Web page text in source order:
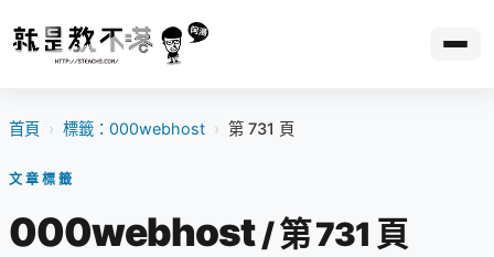
首頁 › 標籤：000webhost › 第 731 頁
文章標籤
000webhost/ 第 731 頁